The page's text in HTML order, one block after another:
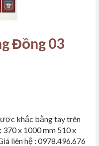
Đồng 03
khắc bằng tay trên
x 1000 mm 510 x
liên hệ : 0978.496.676